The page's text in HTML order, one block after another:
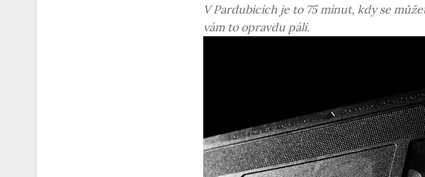
V Pardubicích je to 75 minut, kdy se
vám to opravdu pálí.